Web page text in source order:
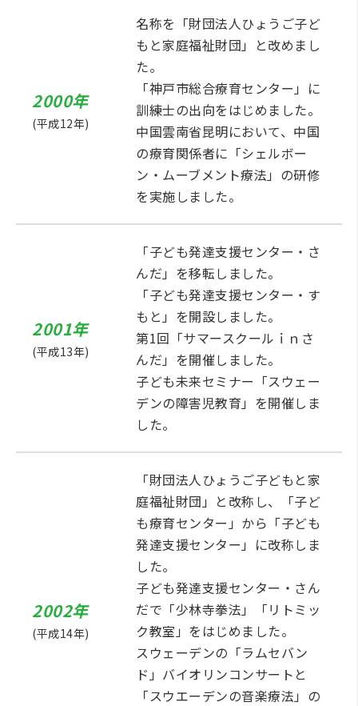
2000年
(平成12年)
名称を「財団法人ひょうご子ど
もと家庭福祉財団」と改めまし
た。
「神戸市総合療育センター」に
訓練士の出向をはじめました。
中国雲南省昆明において、中国
の療育関係者に「シェルボー
ン・ムーブメント療法」の研修
を実施しました。
2001年
(平成13年)
「子ども発達支援センター・さ
んだ」を移転しました。
「子ども発達支援センター・す
もと」を開設しました。
第1回「サマースクールｉｎさ
んだ」を開催しました。
子ども未来セミナー「スウェー
デンの障害児教育」を開催しま
した。
2002年
(平成14年)
「財団法人ひょうご子どもと家
庭福祉財団」と改称し、「子ど
も療育センター」から「子ども
発達支援センター」に改称しま
した。
子ども発達支援センター・さん
だで「少林寺拳法」「リトミッ
ク教室」をはじめました。
スウェーデンの「ラムセバン
ド」バイオリンコンサートと
「スウエーデンの音楽療法」の